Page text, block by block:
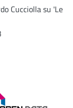
Cucciolla su 'Le